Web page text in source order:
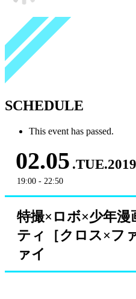
SCHEDULE
This event has passed.
02.05 .TUE.2019
19:00 - 22:50
特撮×ロボ×少年
ティ［クロス×フ
ァイ